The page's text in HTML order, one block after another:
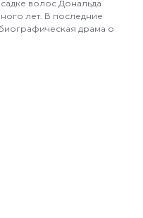
волос Дональда
лет. В последние
драма о